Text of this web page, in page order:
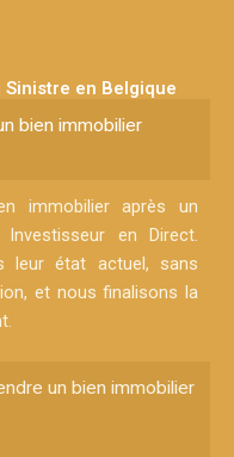
Sinistre en Belgique
bien immobilier
immobilier après un
en Direct.
leur état actuel, sans
et nous finalisons la
un bien immobilier